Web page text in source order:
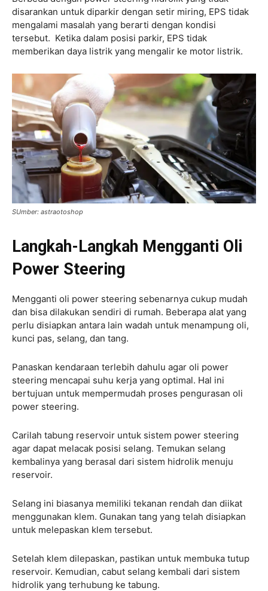
disarankan untuk diparkir dengan setir miring, EPS tidak
mengalami masalah yang berarti dengan kondisi
tersebut. Ketika dalam posisi parkir, EPS tidak
memberikan daya listrik yang mengalir ke motor listrik.
SUmber: astraotoshop
Langkah-Langkah Mengganti Oli
Power Steering
Mengganti oli power steering sebenarnya cukup mudah
dan bisa dilakukan sendiri di rumah. Beberapa alat yang
perlu disiapkan antara lain wadah untuk menampung oli,
kunci pas, selang, dan tang.
Panaskan kendaraan terlebih dahulu agar oli power
steering mencapai suhu kerja yang optimal. Hal ini
bertujuan untuk mempermudah proses pengurasan oli
power steering.
Carilah tabung reservoir untuk sistem power steering
agar dapat melacak posisi selang. Temukan selang
kembalinya yang berasal dari sistem hidrolik menuju
reservoir.
Selang ini biasanya memiliki tekanan rendah dan diikat
menggunakan klem. Gunakan tang yang telah disiapkan
untuk melepaskan klem tersebut.
Setelah klem dilepaskan, pastikan untuk membuka tutup
reservoir. Kemudian, cabut selang kembali dari sistem
hidrolik yang terhubung ke tabung.